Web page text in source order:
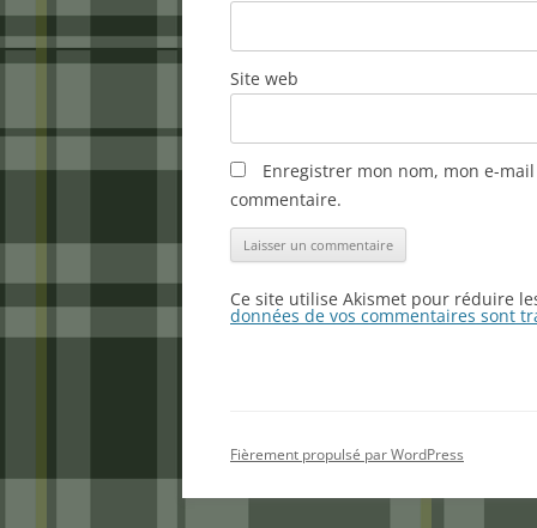
Site web
Enregistrer mon nom, mon e-
commentaire.
Ce site utilise Akismet pour réduire
données de vos commentaires sont
Fièrement propulsé par WordPress